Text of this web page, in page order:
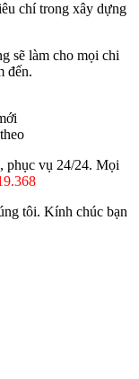
chí trong xây dựng
sẽ làm cho mọi chi
đến.
phục vụ 24/24. Mọi
tôi. Kính chúc bạn